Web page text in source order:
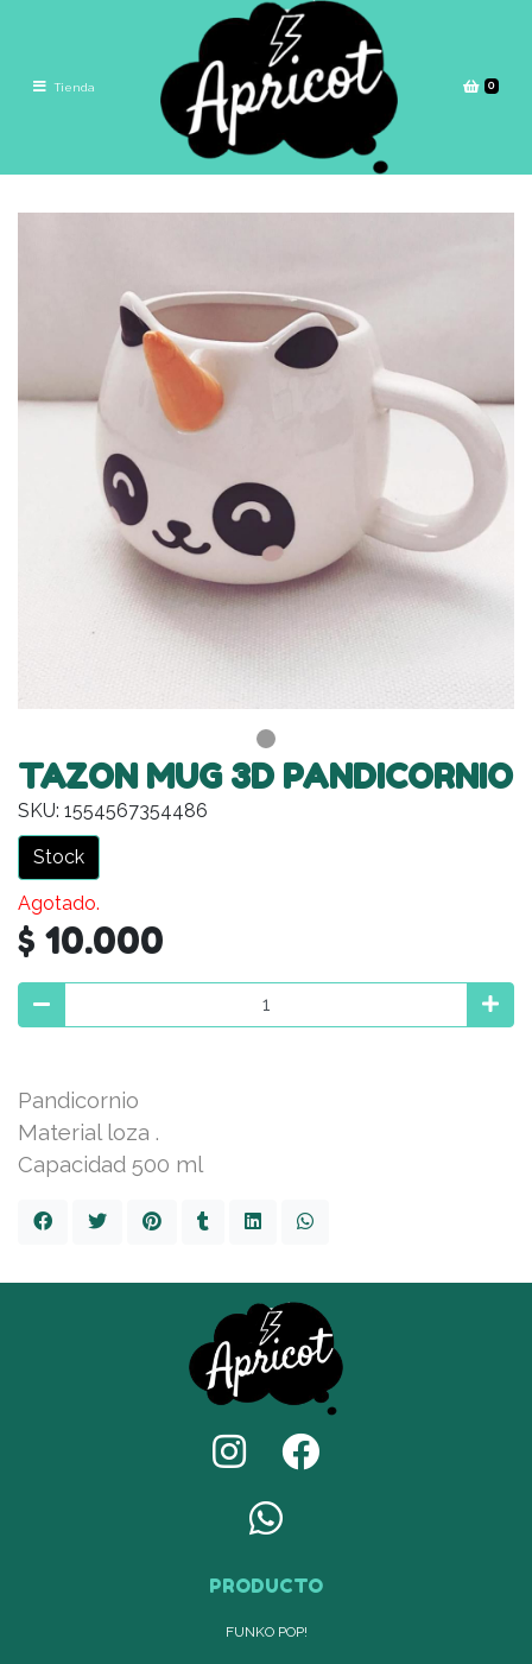
Tienda 0
TAZON MUG 3D PANDICORNIO
SKU: 1554567354486
Stock
Agotado.
$ 10.000
Pandicornio
Material loza .
Capacidad 500 ml
PRODUCTO
FUNKO POP!